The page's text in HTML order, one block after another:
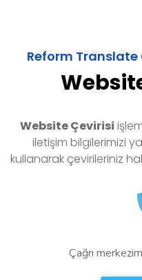
Reform Translate
Website Çevirisi
iletişim bilgilerimizi
kullanarak çevirileriniz
Çağrı